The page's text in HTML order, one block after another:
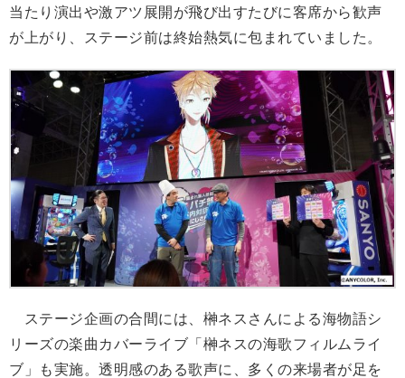
当たり演出や激アツ展開が飛び出すたびに客席から歓声
が上がり、ステージ前は終始熱気に包まれていました。
ステージ企画の合間には、榊ネスさんによる海物語シ
リーズの楽曲カバーライブ「榊ネスの海歌フィルムライ
ブ」も実施。透明感のある歌声に、多くの来場者が足を